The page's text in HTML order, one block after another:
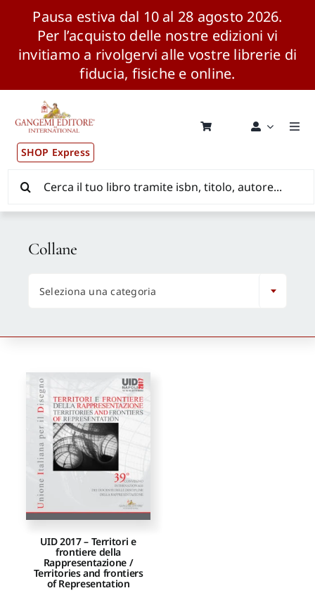
Pausa estiva dal 10 al 28 agosto 2026.
Per l’acquisto delle nostre edizioni vi
invitiamo a rivolgervi alle vostre librerie di
fiducia, fisiche e online.
contenuto
SHOP Express
Pubblicazioni
News ed Eventi
Distribuzione Wolrdwide
CONSIP / MEPA / ANVUR / CINECA
Autori
Proposte di pubblicazione
Gangemi Editore
per:
UID 2017 – Territori e
frontiere della
Rappresentazione /
Territories and frontiers
of Representation
Collane
Seleziona una categoria